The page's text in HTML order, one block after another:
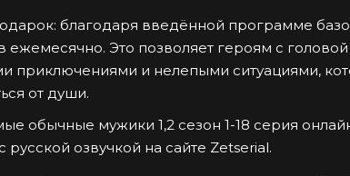
благодаря введённой программе
Это позволяет героям с головой
приключениями и нелепыми ситуациями,
от души.
обычные мужики 1,2 сезон 1-18 серия
озвучкой на сайте Zetserial.